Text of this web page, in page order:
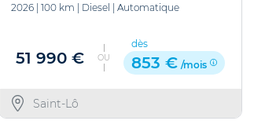
2026| 100 km Diesel Automatique
51 990 € OU
dès
853 € /mois
Saint-Lô